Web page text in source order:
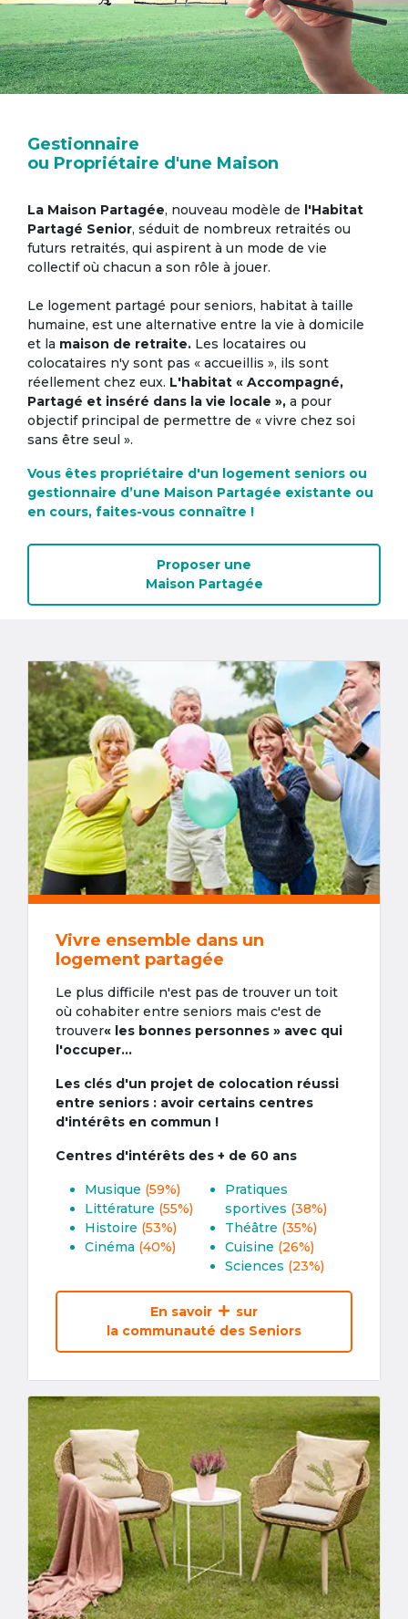
Gestionnaire
ou Propriétaire d'une Maison
La Maison Partagée, nouveau modèle de l'Habitat
Partagé Senior, séduit de nombreux retraités ou
futurs retraités, qui aspirent à un mode de vie
collectif où chacun a son rôle à jouer.
Le logement partagé pour seniors, habitat à taille
humaine, est une alternative entre la vie à domicile
et la maison de retraite. Les locataires ou
colocataires n'y sont pas « accueillis », ils sont
réellement chez eux. L'habitat « Accompagné,
Partagé et inséré dans la vie locale », a pour
objectif principal de permettre de « vivre chez soi
sans être seul ».
Vous êtes propriétaire d'un logement seniors ou
gestionnaire d’une Maison Partagée existante ou
en cours, faites-vous connaître !
Proposer une
Maison Partagée
Vivre ensemble dans un
logement partagée
Le plus difficile n'est pas de trouver un toit
où cohabiter entre seniors mais c'est de
trouver« les bonnes personnes » avec qui
l'occuper...
Les clés d'un projet de colocation réussi
entre seniors : avoir certains centres
d'intérêts en commun !
Centres d'intérêts des + de 60 ans
Musique (59%)
Littérature (55%)
Histoire (53%)
Cinéma (40%)
Pratiques
sportives (38%)
Théâtre (35%)
Cuisine (26%)
Sciences (23%)
En savoir
sur
la communauté des Seniors